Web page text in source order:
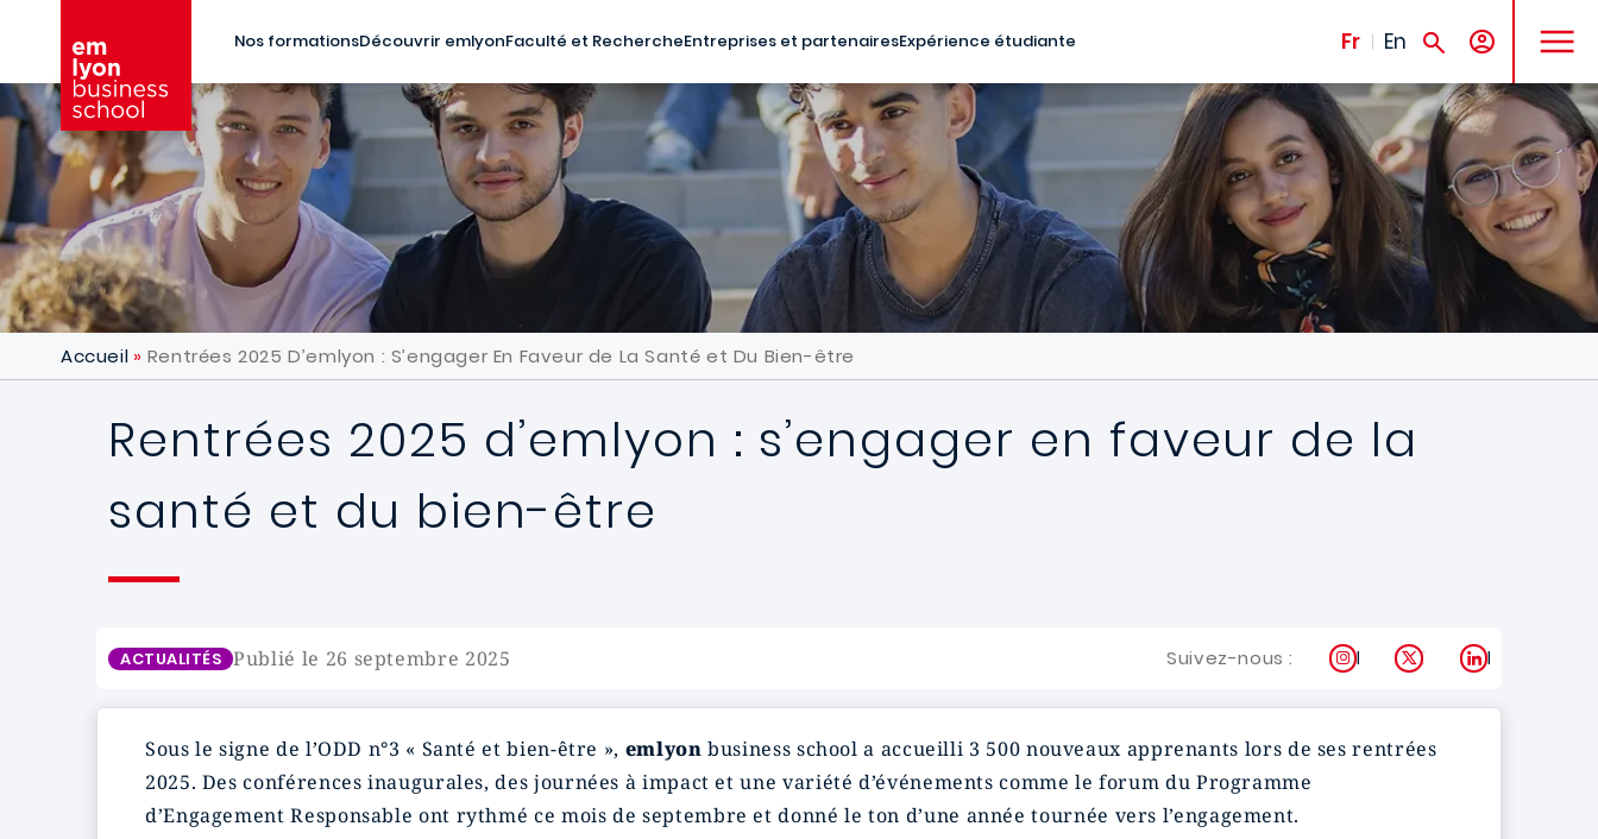
Nos formationsDécouvrir emlyonFaculté et RechercheEntreprises et partenairesExpérience étudiante Fr En
MENU
Accueil Rentrées 2025 D’emlyon : S’engager En Faveur de La Santé et Du Bien-être
Rentrées 2025 d’emlyon : s’engager en faveur de la
santé et du bien-être
ACTUALITÉS Publié le 26 septembre 2025 Suivez-nous : Instagram
X LinkedIn
Sous le signe de l’ODD n°3 « Santé et bien-être », emlyon business school a accueilli 3 500 nouveaux apprenants lors de ses rentrées
2025. Des conférences inaugurales, des journées à impact et une variété d’événements comme le forum du Programme
d’Engagement Responsable ont rythmé ce mois de septembre et donné le ton d’une année tournée vers l’engagement.